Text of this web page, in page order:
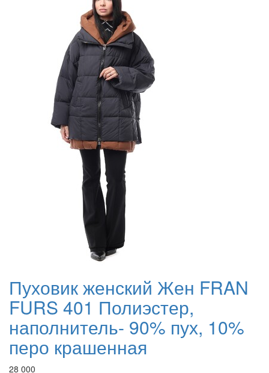
Пуховик женский Жен FRAN
FURS 401 Полиэстер,
наполнитель- 90% пух, 10%
перо крашенная
28 000